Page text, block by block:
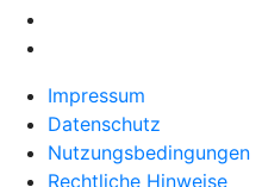
Impressum
Datenschutz
Nutzungsbedingungen
Rechtliche Hinweise